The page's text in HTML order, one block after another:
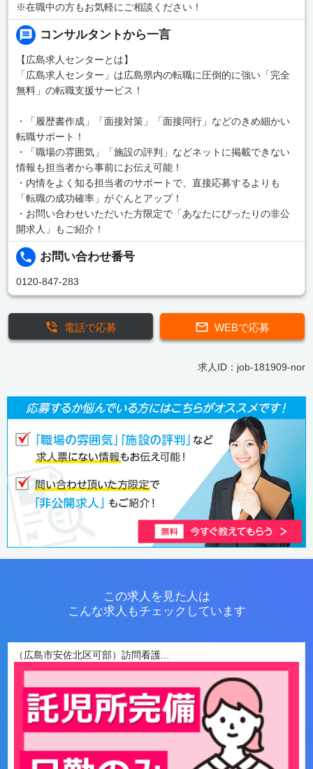
※在職中の方もお気軽にご相談ください！
コンサルタントから一言
【広島求人センターとは】
「広島求人センター」は広島県内の転職に圧倒的に強い「完全
無料」の転職支援サービス！
・「履歴書作成」「面接対策」「面接同行」などのきめ細かい
転職サポート！
・「職場の雰囲気」「施設の評判」などネットに掲載できない
情報も担当者から事前にお伝え可能！
・内情をよく知る担当者のサポートで、直接応募するよりも
「転職の成功確率」がぐんとアップ！
・お問い合わせいただいた方限定で「あなたにぴったりの非公
開求人」もご紹介！
お問い合わせ番号
0120-847-283
WEBで応募
電話で応募
求人ID：job-181909-nor
この求人を見た人は
こんな求人もチェックしています
（広島市安佐北区可部）訪問看護...